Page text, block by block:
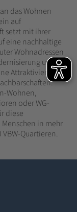
das Wohnen
auf
setzt mit ihrer
eine nachhaltige
Wohnadressen
und
Attraktivierung
Wohnen,
oder WG-
diese
in mehr
Quartieren.